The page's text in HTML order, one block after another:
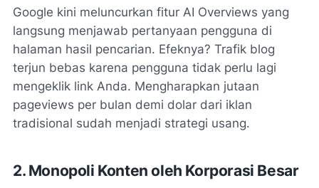
Google kini meluncurkan fitur AI Overviews yang
langsung menjawab pertanyaan pengguna di
halaman hasil pencarian. Efeknya? Trafik blog
terjun bebas karena pengguna tidak perlu lagi
mengeklik link Anda. Mengharapkan jutaan
pageviews per bulan demi dolar dari iklan
tradisional sudah menjadi strategi usang.
2. Monopoli Konten oleh Korporasi Besar